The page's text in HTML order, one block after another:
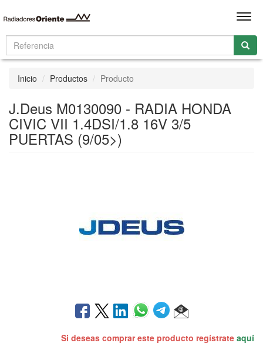
Inicio Productos Producto
J.Deus M0130090 - RADIA HONDA
CIVIC VII 1.4DSI/1.8 16V 3/5
PUERTAS (9/05>)
Si deseas comprar este producto regístrate aquí